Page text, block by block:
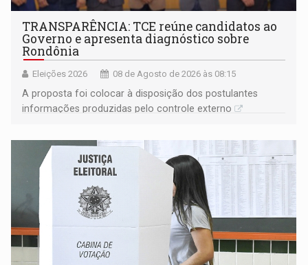
TRANSPARÊNCIA: TCE reúne candidatos ao
Governo e apresenta diagnóstico sobre
Rondônia
Eleições 2026 08 de Agosto de 2026 às 08:15
A proposta foi colocar à disposição dos postulantes
informações produzidas pelo controle externo